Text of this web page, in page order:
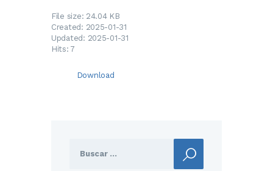
File size: 24.04 KB
Created: 2025-01-31
Updated: 2025-01-31
Hits: 7
Download